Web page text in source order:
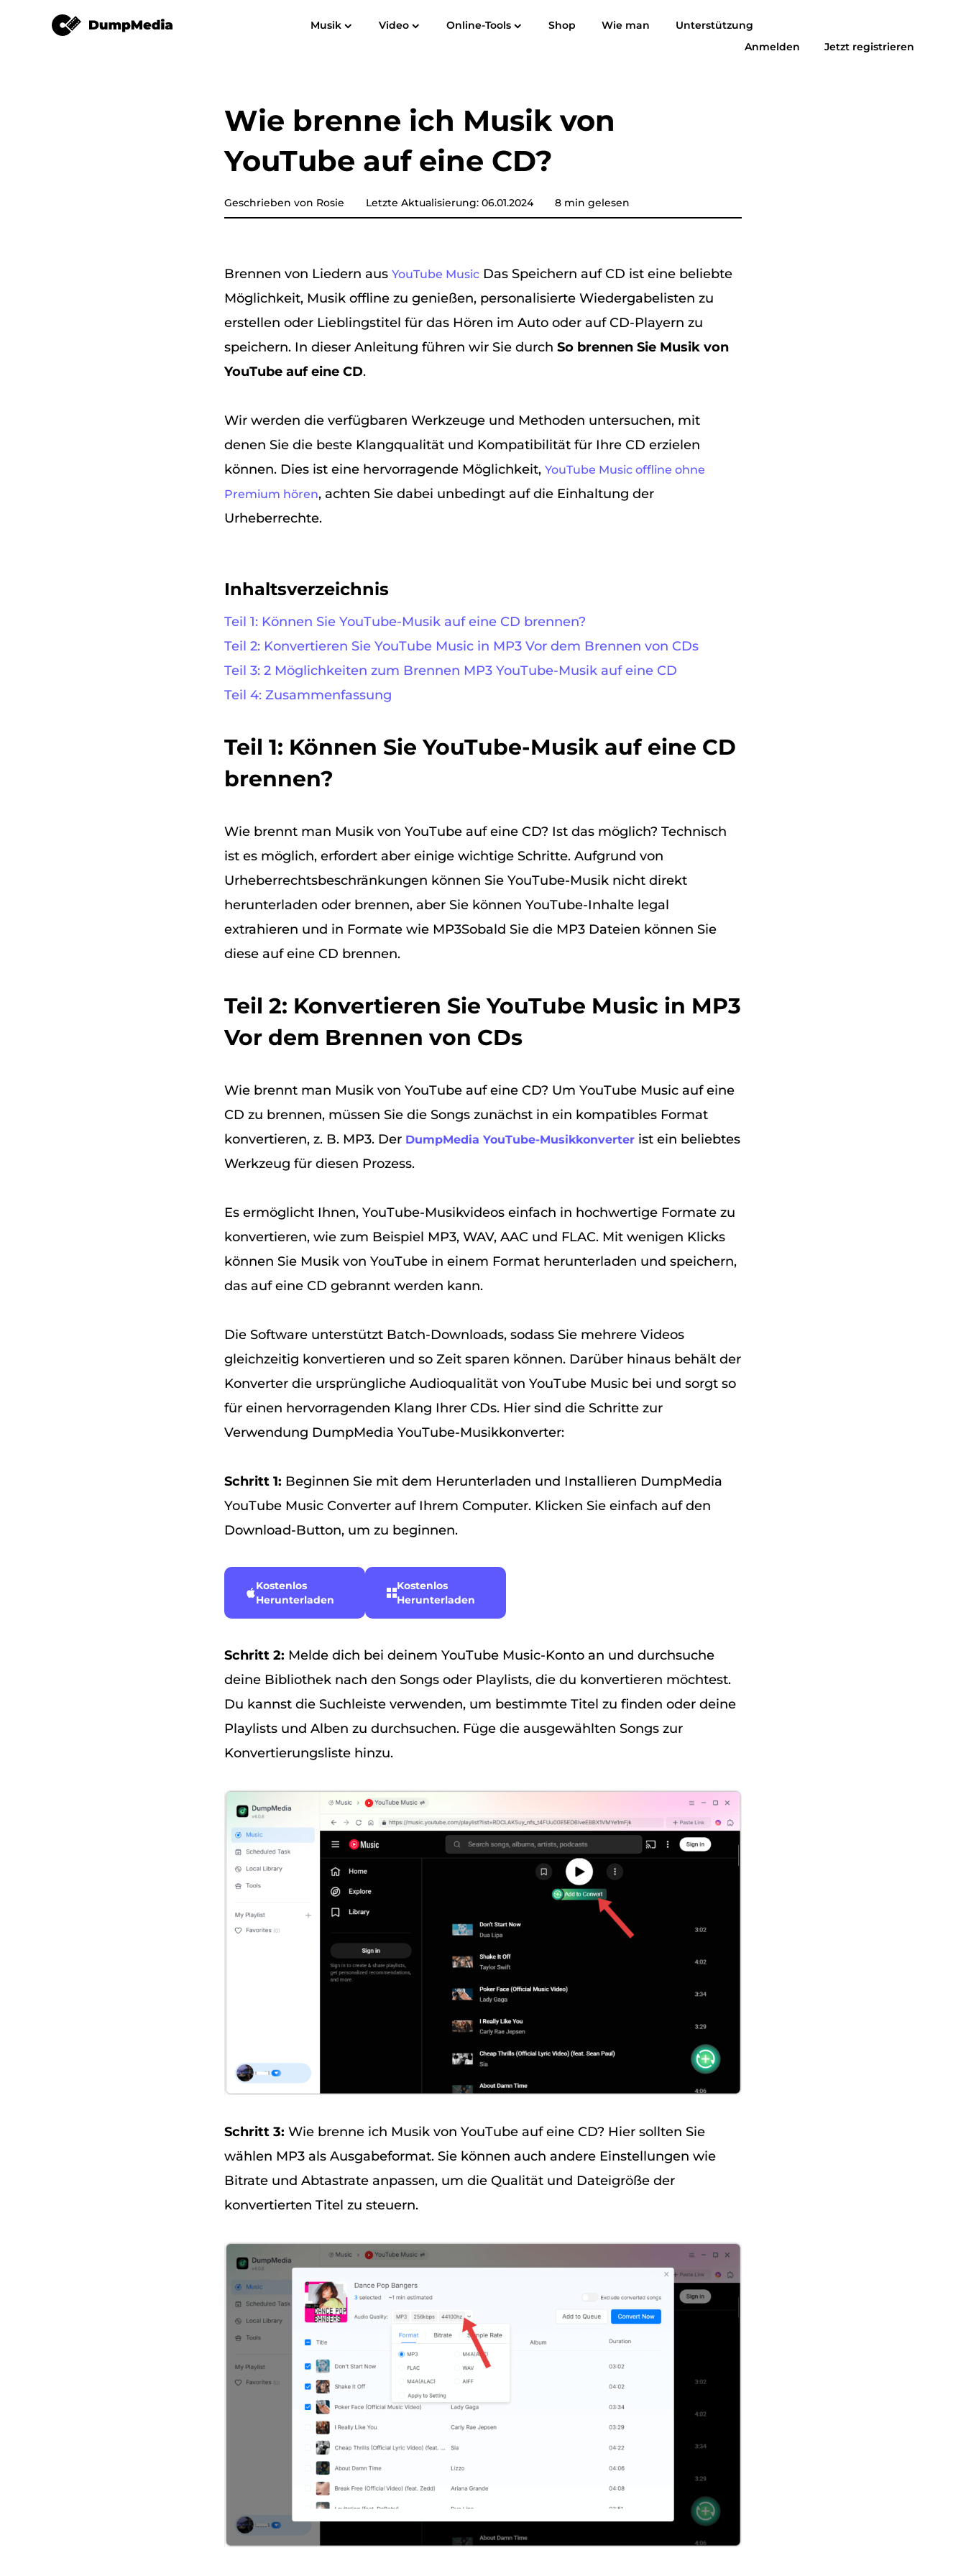
Musik
Apple Musikkonverter YouTube-Musikkonverter
Amazon Music Converter Akustischer Konverter
Pandora Musikkonverter
Video Online-Tools Shop Wie man
Unterstützung
Anmelden
Jetzt registrieren
YouTube-Musikkonverter Benutzerhandbuch Häufig gestellte FragenBewertungen Kostenlos Herunterladen
Wie brenne ich Musik von
YouTube auf eine CD?
Geschrieben von Rosie Letzte Aktualisierung: 06.01.2024 8 min gelesen
Brennen von Liedern aus YouTube Music Das Speichern auf CD ist eine beliebte
Möglichkeit, Musik offline zu genießen, personalisierte Wiedergabelisten zu
erstellen oder Lieblingstitel für das Hören im Auto oder auf CD-Playern zu
speichern. In dieser Anleitung führen wir Sie durch So brennen Sie Musik von
YouTube auf eine CD.
Wir werden die verfügbaren Werkzeuge und Methoden untersuchen, mit
denen Sie die beste Klangqualität und Kompatibilität für Ihre CD erzielen
können. Dies ist eine hervorragende Möglichkeit, YouTube Music offline ohne
Premium hören, achten Sie dabei unbedingt auf die Einhaltung der
Urheberrechte.
Inhaltsverzeichnis
Teil 1: Können Sie YouTube-Musik auf eine CD brennen?
Teil 2: Konvertieren Sie YouTube Music in MP3 Vor dem Brennen von CDs
Teil 3: 2 Möglichkeiten zum Brennen MP3 YouTube-Musik auf eine CD
Teil 4: Zusammenfassung
Teil 1: Können Sie YouTube-Musik auf eine CD
brennen?
Wie brennt man Musik von YouTube auf eine CD? Ist das möglich? Technisch
ist es möglich, erfordert aber einige wichtige Schritte. Aufgrund von
Urheberrechtsbeschränkungen können Sie YouTube-Musik nicht direkt
herunterladen oder brennen, aber Sie können YouTube-Inhalte legal
extrahieren und in Formate wie MP3Sobald Sie die MP3 Dateien können Sie
diese auf eine CD brennen.
Teil 2: Konvertieren Sie YouTube Music in MP3
Vor dem Brennen von CDs
Wie brennt man Musik von YouTube auf eine CD? Um YouTube Music auf eine
CD zu brennen, müssen Sie die Songs zunächst in ein kompatibles Format
konvertieren, z. B. MP3. Der DumpMedia YouTube-Musikkonverter ist ein beliebtes
Werkzeug für diesen Prozess.
Es ermöglicht Ihnen, YouTube-Musikvideos einfach in hochwertige Formate zu
konvertieren, wie zum Beispiel MP3, WAV, AAC und FLAC. Mit wenigen Klicks
können Sie Musik von YouTube in einem Format herunterladen und speichern,
das auf eine CD gebrannt werden kann.
Die Software unterstützt Batch-Downloads, sodass Sie mehrere Videos
gleichzeitig konvertieren und so Zeit sparen können. Darüber hinaus behält der
Konverter die ursprüngliche Audioqualität von YouTube Music bei und sorgt so
für einen hervorragenden Klang Ihrer CDs. Hier sind die Schritte zur
Verwendung DumpMedia YouTube-Musikkonverter:
Schritt 1: Beginnen Sie mit dem Herunterladen und Installieren DumpMedia
YouTube Music Converter auf Ihrem Computer. Klicken Sie einfach auf den
Download-Button, um zu beginnen.
Kostenlos
Herunterladen
Kostenlos
Herunterladen
Schritt 2: Melde dich bei deinem YouTube Music-Konto an und durchsuche
deine Bibliothek nach den Songs oder Playlists, die du konvertieren möchtest.
Du kannst die Suchleiste verwenden, um bestimmte Titel zu finden oder deine
Playlists und Alben zu durchsuchen. Füge die ausgewählten Songs zur
Konvertierungsliste hinzu.
Schritt 3: Wie brenne ich Musik von YouTube auf eine CD? Hier sollten Sie
wählen MP3 als Ausgabeformat. Sie können auch andere Einstellungen wie
Bitrate und Abtastrate anpassen, um die Qualität und Dateigröße der
konvertierten Titel zu steuern.